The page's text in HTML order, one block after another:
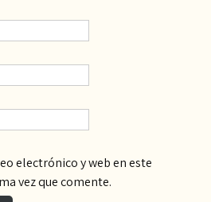
electrónico y web en este
vez que comente.